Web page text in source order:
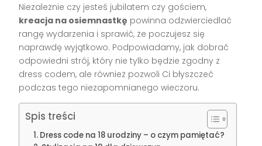
Niezależnie czy jesteś jubilatem czy gościem,
kreacja na osiemnastkę powinna odzwierciedlać
rangę wydarzenia i sprawić, że poczujesz się
naprawdę wyjątkowo. Podpowiadamy, jak dobrać
odpowiedni strój, który nie tylko będzie zgodny z
dress codem, ale również pozwoli Ci błyszczeć
podczas tego niezapomnianego wieczoru.
Spis treści
Dress code na 18 urodziny – o czym pamiętać?